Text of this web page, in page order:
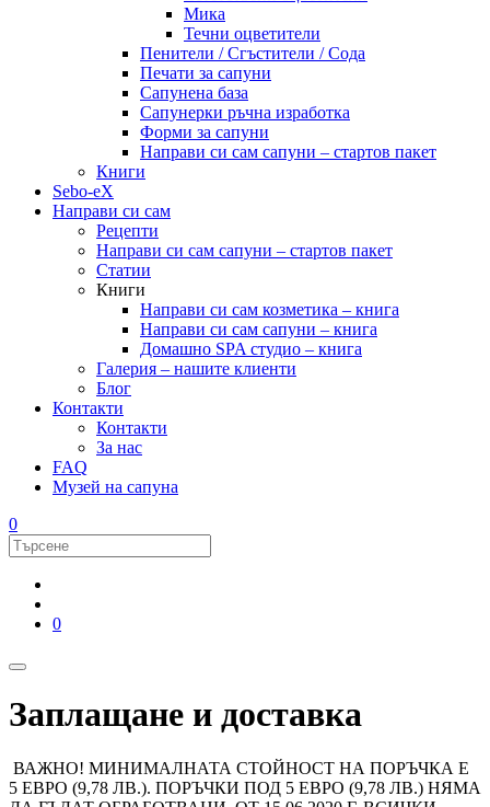
Мика
Течни оцветители
Пенители / Сгъстители / Сода
Печати за сапуни
Сапунена база
Сапунерки ръчна изработка
Форми за сапуни
Направи си сам сапуни – стартов пакет
Книги
Sebo-eX
Направи си сам
Рецепти
Направи си сам сапуни – стартов пакет
Статии
Книги
Направи си сам козметика – книга
Направи си сам сапуни – книга
Домашно SPA студио – книга
Галерия – нашите клиенти
Блог
Контакти
Контакти
За нас
FAQ
Музей на сапуна
0
0
Заплащане и доставка
ВАЖНО! МИНИМАЛНАТА СТОЙНОСТ НА ПОРЪЧКА Е
5 ЕВРО (9,78 ЛВ.). ПОРЪЧКИ ПОД 5 ЕВРО (9,78 ЛВ.) НЯМА